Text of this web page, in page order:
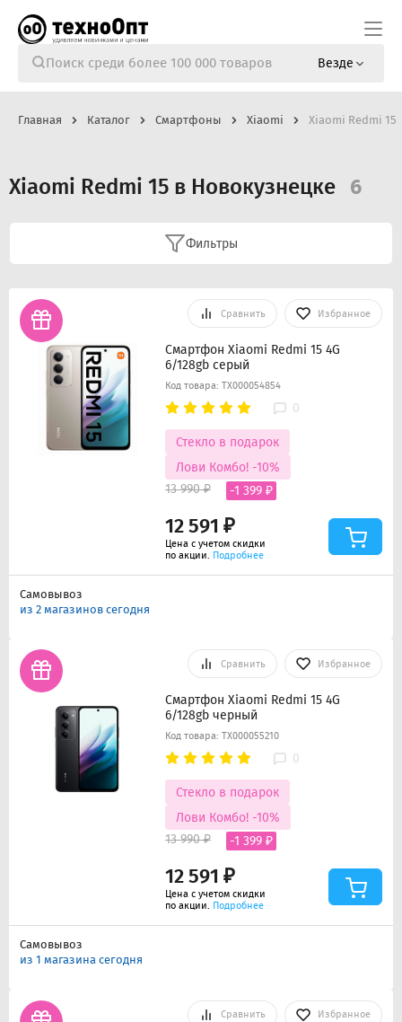
Везде
Главная Каталог Смартфоны Xiaomi Xiaomi Redmi 15
Xiaomi Redmi 15 в Новокузнецке 6
Фильтры
Сравнить Избранное
Смартфон Xiaomi Redmi 15 4G
6/128gb серый
Код товара: ТХ000054854
0
Стекло в подарок
Лови Комбо! -10%
12 591 ₽
13 990 ₽ -1 399 ₽
Цена с учетом скидки
по акции. Подробнее
Самовывоз
из 2 магазинов сегодня
Сравнить Избранное
Смартфон Xiaomi Redmi 15 4G
6/128gb черный
Код товара: ТХ000055210
0
Стекло в подарок
Лови Комбо! -10%
12 591 ₽
13 990 ₽ -1 399 ₽
Цена с учетом скидки
по акции. Подробнее
Самовывоз
из 1 магазина сегодня
Сравнить Избранное